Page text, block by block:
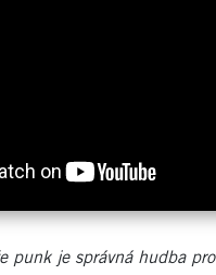
punk je správná hudba